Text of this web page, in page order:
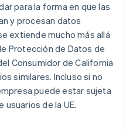
para la forma en que las
y procesan datos
extiende mucho más allá
Protección de Datos de
Consumidor de California
similares. Incluso si no
puede estar sujeta
usuarios de la UE.